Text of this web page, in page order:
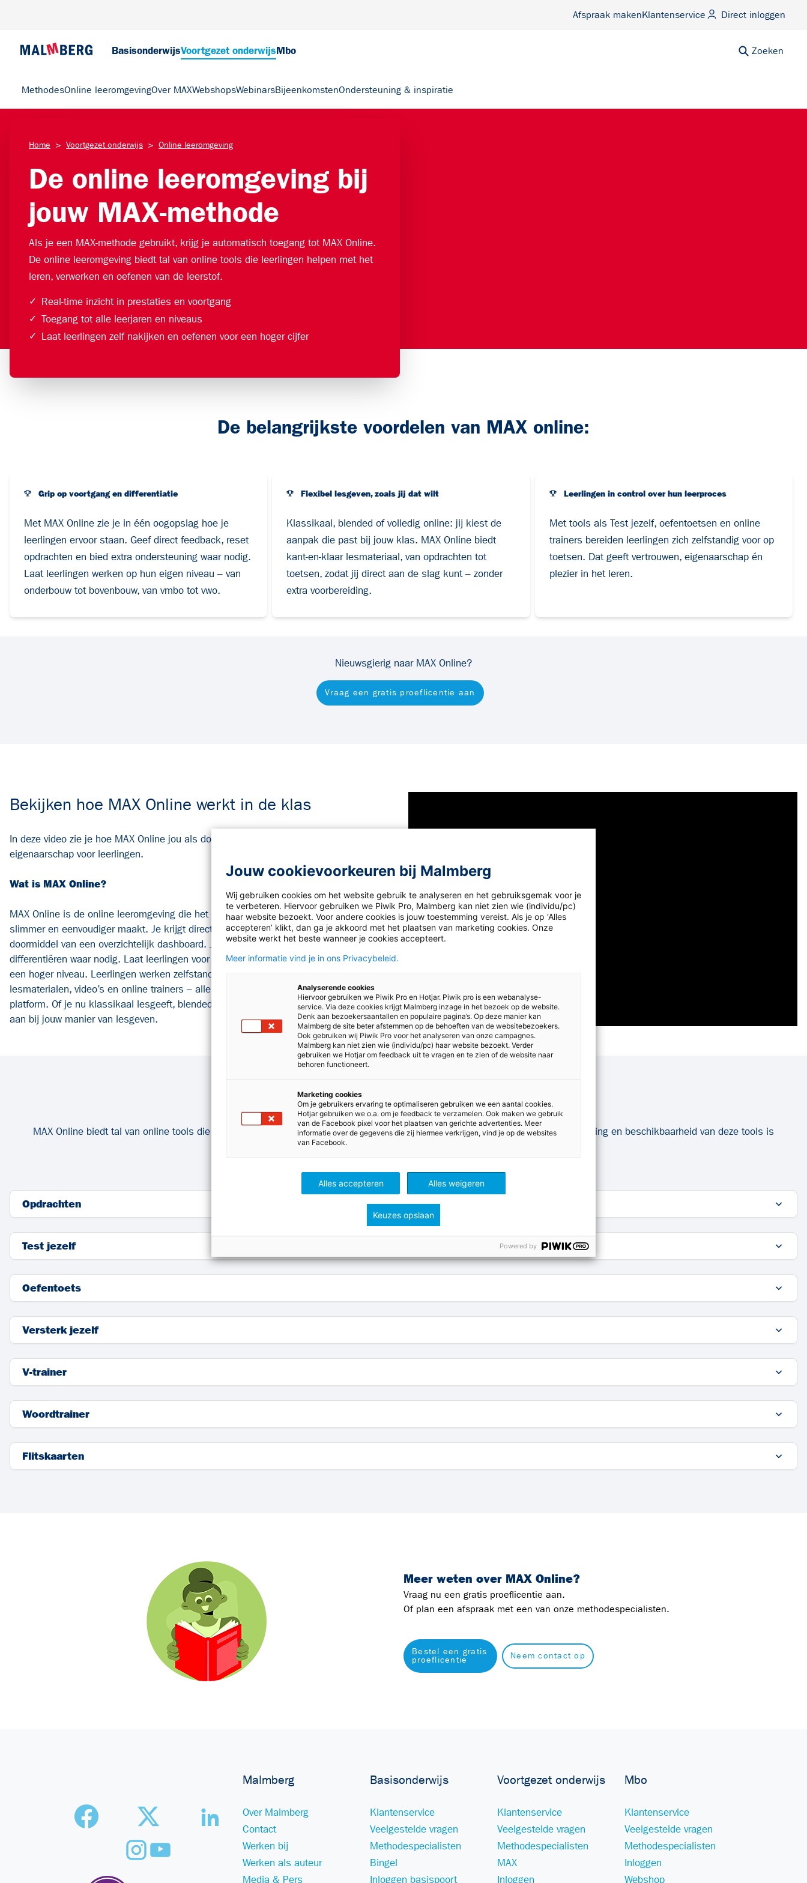
Afspraak makenKlantenservice Direct inloggen
BasisonderwijsVoortgezet onderwijsMbo Zoeken
MethodesOnline leeromgevingOver MAXWebshopsWebinarsBijeenkomstenOndersteuning & inspiratie
Home > Voortgezet onderwijs > Online leeromgeving
De online leeromgeving bij
jouw ​MAX-methode
Als je een MAX-methode gebruikt, krijg je automatisch toegang tot MAX Online.
De online leeromgeving biedt tal van online tools die leerlingen helpen met het
leren, verwerken en oefenen van de leerstof.
✓ Real-time inzicht in prestaties en voortgang
✓ Toegang tot alle leerjaren en niveaus
✓ Laat leerlingen zelf nakijken en oefenen voor een hoger cijfer
De belangrijkste voordelen van MAX online:
Grip op voortgang en differentiatie
Met MAX Online zie je in één oogopslag hoe je
leerlingen ervoor staan. Geef direct feedback, reset
opdrachten en bied extra ondersteuning waar nodig.
Laat leerlingen werken op hun eigen niveau – van
onderbouw tot bovenbouw, van vmbo tot vwo.
Flexibel lesgeven, zoals jij dat wilt
Klassikaal, blended of volledig online: jij kiest de
aanpak die past bij jouw klas. MAX Online biedt
kant-en-klaar lesmateriaal, van opdrachten tot
toetsen, zodat jij direct aan de slag kunt – zonder
extra voorbereiding.
Leerlingen in control over hun leerproces
Met tools als Test jezelf, oefentoetsen en online
trainers bereiden leerlingen zich zelfstandig voor op
toetsen. Dat geeft vertrouwen, eigenaarschap én
plezier in het leren.
Nieuwsgierig naar MAX Online?
Vraag een gratis proeflicentie aan
Bekijken hoe MAX Online werkt in de klas
In deze video zie je hoe MAX Online jou als docent ondersteunt met inzicht,
eigenaarschap voor leerlingen.
Wat is MAX Online?
MAX Online is de online leeromgeving die het lesgeven in het voortgezetonderwijs
slimmer en eenvoudiger maakt. Je krijgt direct inzicht in devoortgang van je leerlingen
doormiddel van een overzichtelijk dashboard. Je
kunt opdrachten aanpassen en
differentiëren waar nodig. Laat leerlingen voor
wat extra uitdaging bijvoorbeeld werken op
een hoger niveau. Leerlingen werken zelfstandig (thuis of in de klas) met interactieve
lesmaterialen, video’s en online trainers – allemaal overzichtelijk gebundeld in één
platform. Of je nu klassikaal lesgeeft, blended werkt of volledig online: MAX Online sluit
aan bij jouw manier van lesgeven.
Alle MAX-tools op een rij
MAX Online biedt tal van online tools die leerlingen helpen met het leren, verwerken en oefenen van de leerstof. De inhoud, werking en beschikbaarheid van deze tools is
toegespitst op de specifieke vakmethode.
Opdrachten
Test jezelf
Oefentoets
Versterk jezelf
V-trainer
Woordtrainer
Flitskaarten
Meer weten over MAX Online?
Vraag nu een gratis proeflicentie aan.
Of plan een afspraak met een van onze methodespecialisten.
Bestel een gratis
proeflicentie
Neem contact op
Malmberg
Over Malmberg
Contact
Werken bij
Werken als auteur
Media & Pers
Basisonderwijs
Klantenservice
Veelgestelde vragen
Methodespecialisten
Bingel
Inloggen basispoort
Voortgezet onderwijs
Klantenservice
Veelgestelde vragen
Methodespecialisten
MAX
Inloggen
Mbo
Klantenservice
Veelgestelde vragen
Methodespecialisten
Inloggen
Webshop
Jouw cookievoorkeuren bij Malmberg
Wij gebruiken cookies om het website gebruik te analyseren en het gebruiksgemak voor je
te verbeteren. Hiervoor gebruiken we Piwik Pro, Malmberg kan niet zien wie (individu/pc)
haar website bezoekt. Voor andere cookies is jouw toestemming vereist. Als je op ‘Alles
accepteren’ klikt, dan ga je akkoord met het plaatsen van marketing cookies. Onze
website werkt het beste wanneer je cookies accepteert.
Meer informatie vind je in ons Privacybeleid.
Analyserende cookies
Hiervoor gebruiken we Piwik Pro en Hotjar. Piwik pro is een webanalyse-
service. Via deze cookies krijgt Malmberg inzage in het bezoek op de website.
Denk aan bezoekersaantallen en populaire pagina’s. Op deze manier kan
Malmberg de site beter afstemmen op de behoeften van de websitebezoekers.
Ook gebruiken wij Piwik Pro voor het analyseren van onze campagnes.
Malmberg kan niet zien wie (individu/pc) haar website bezoekt. Verder
gebruiken we Hotjar om feedback uit te vragen en te zien of de website naar
behoren functioneert.
Marketing cookies
Om je gebruikers ervaring te optimaliseren gebruiken we een aantal cookies.
Hotjar gebruiken we o.a. om je feedback te verzamelen. Ook maken we gebruik
van de Facebook pixel voor het plaatsen van gerichte advertenties. Meer
informatie over de gegevens die zij hiermee verkrijgen, vind je op de websites
van Facebook.
Alles accepteren Alles weigeren
Keuzes opslaan
Powered by